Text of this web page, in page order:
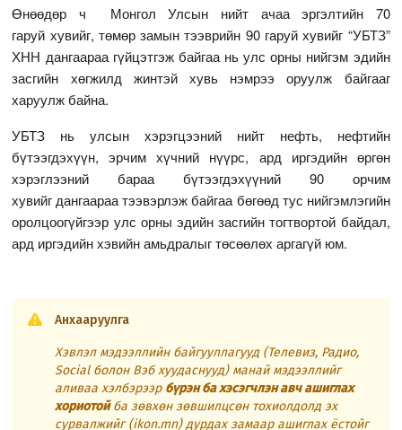
Өнөөдөр ч Монгол Улсын нийт ачаа эргэлтийн 70
гаруй хувийг, төмөр замын тээврийн 90 гаруй хувийг “УБТЗ”
ХНН дангаараа гүйцэтгэж байгаа нь улс орны нийгэм эдийн
засгийн хөгжилд жинтэй хувь нэмрээ оруулж байгааг
харуулж байна.
УБТЗ нь улсын хэрэгцээний нийт нефть, нефтийн
бүтээгдэхүүн, эрчим хүчний нүүрс, ард иргэдийн өргөн
хэрэглээний бараа бүтээгдэхүүний 90 орчим
хувийг дангаараа тээвэрлэж байгаа бөгөөд тус нийгэмлэгийн
оролцоогүйгээр улс орны эдийн засгийн тогтвортой байдал,
ард иргэдийн хэвийн амьдралыг төсөөлөх аргагүй юм.
Анхааруулга
Хэвлэл мэдээллийн байгууллагууд (Телевиз, Радио,
Social болон Вэб хуудаснууд) манай мэдээллийг
аливаа хэлбэрээр бүрэн ба хэсэгчлэн авч ашиглах
хориотойба зөвхөн зөвшилцсөн тохиолдолд эх
сурвалжийг (ikon.mn) дурдах замаар ашиглах ёстойг